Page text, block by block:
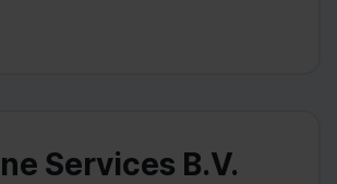
Services B.V.